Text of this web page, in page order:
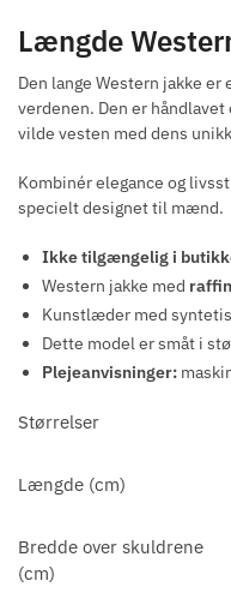
Længde
Den lange Western jakke
verdenen. Den er
vilde vesten med dens
Kombinér elegance og
specielt designet til mænd.
Ikke tilgængelig i
Western jakke med
Kunstlæder med
Dette model er småt i
Plejeanvisninger:
Størrelser
Længde (cm)
Bredde over skuldrene
(cm)